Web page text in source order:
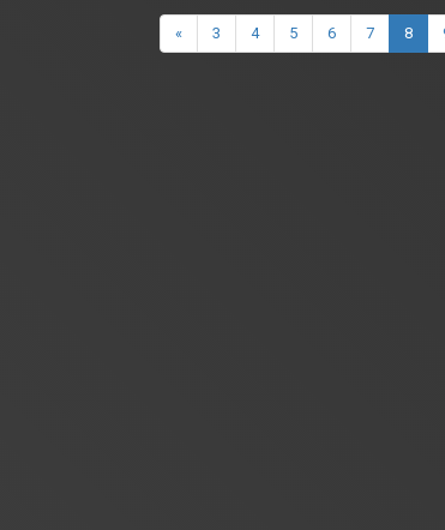
« 3 4 5 6 7 8